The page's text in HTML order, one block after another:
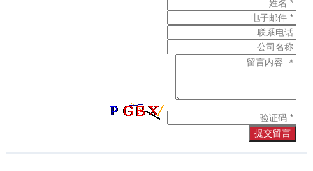
提交留言